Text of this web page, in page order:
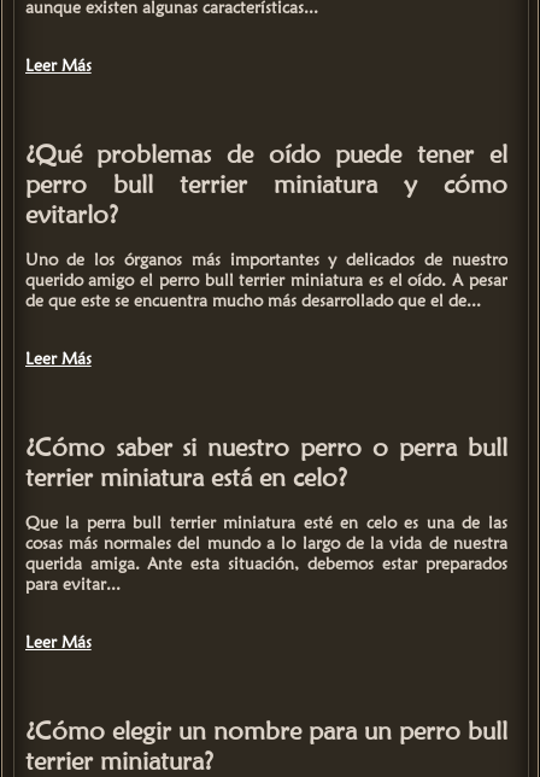
aunque existen algunas características...
Leer Más
¿Qué problemas de oído puede tener el
perro bull terrier miniatura y cómo
evitarlo?
Uno de los órganos más importantes y delicados de nuestro
querido amigo el perro bull terrier miniatura es el oído. A pesar
de que este se encuentra mucho más desarrollado que el de...
Leer Más
¿Cómo saber si nuestro perro o perra bull
terrier miniatura está en celo?
Que la perrabull terrier miniatura esté en celo es una de las
cosas más normales del mundo a lo largo de la vida de nuestra
querida amiga. Ante esta situación, debemos estar preparados
para evitar...
Leer Más
¿Cómo elegir un nombre para un perro bull
terrier miniatura?